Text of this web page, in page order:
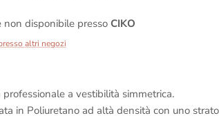
disponibile presso CIKO
altri negozi
a vestibilità simmetrica.
in Poliuretano ad altà densità con uno